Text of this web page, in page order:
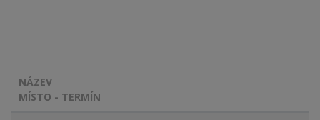
NÁZEV
MÍSTO - TERMÍN